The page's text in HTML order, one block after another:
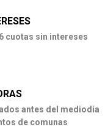
cuotas sin intereses
antes del mediodía
de comunas